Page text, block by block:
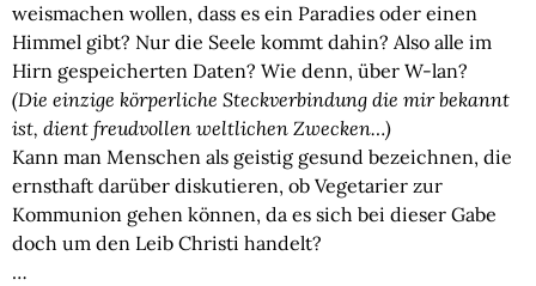
weismachen wollen, dass es ein Paradies oder einen
Himmel gibt? Nur die Seele kommt dahin? Also alle im
Hirn gespeicherten Daten? Wie denn, über W-lan?
(Die einzige körperliche Steckverbindung die mir bekannt
ist, dient freudvollen weltlichen Zwecken…)
Kann man Menschen als geistig gesund bezeichnen, die
ernsthaft darüber diskutieren, ob Vegetarier zur
Kommunion gehen können, da es sich bei dieser Gabe
doch um den Leib Christi handelt?
…